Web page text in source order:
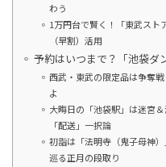
わう
1万円台で賢く！「東武スト
（早割）活用
予約はいつまで？「池袋ダ
西武・東武の限定品は争奪
よ
大晦日の「池袋駅」は迷宮
「配送」一択論
初詣は「法明寺（鬼子母神
巡る正月の段取り